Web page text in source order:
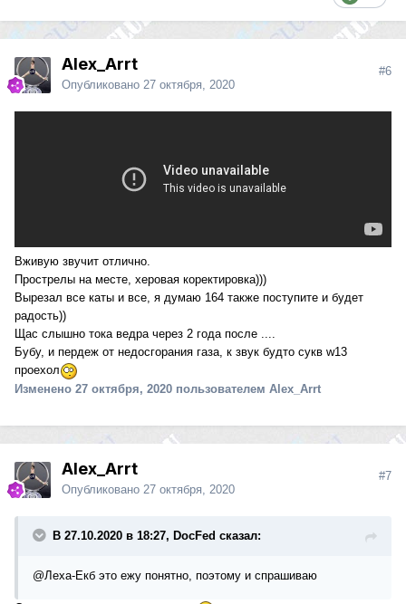
Alex_Arrt
Опубликовано 27 октября, 2020
#6
Вживую звучит отлично.
Прострелы на месте, херовая коректировка)))
Вырезал все каты и все, я думаю 164 также поступите и будет
радость))
Щас слышно тока ведра через 2 года после ....
Бубу, и пердеж от недосгорания газа, к звук будто сукв w13
проехол
Изменено 27 октября, 2020 пользователем Alex_Arrt
Alex_Arrt
Опубликовано 27 октября, 2020
#7
В 27.10.2020 в 18:27, DocFed сказал:
@Леха-Екб это ежу понятно, поэтому и спрашиваю